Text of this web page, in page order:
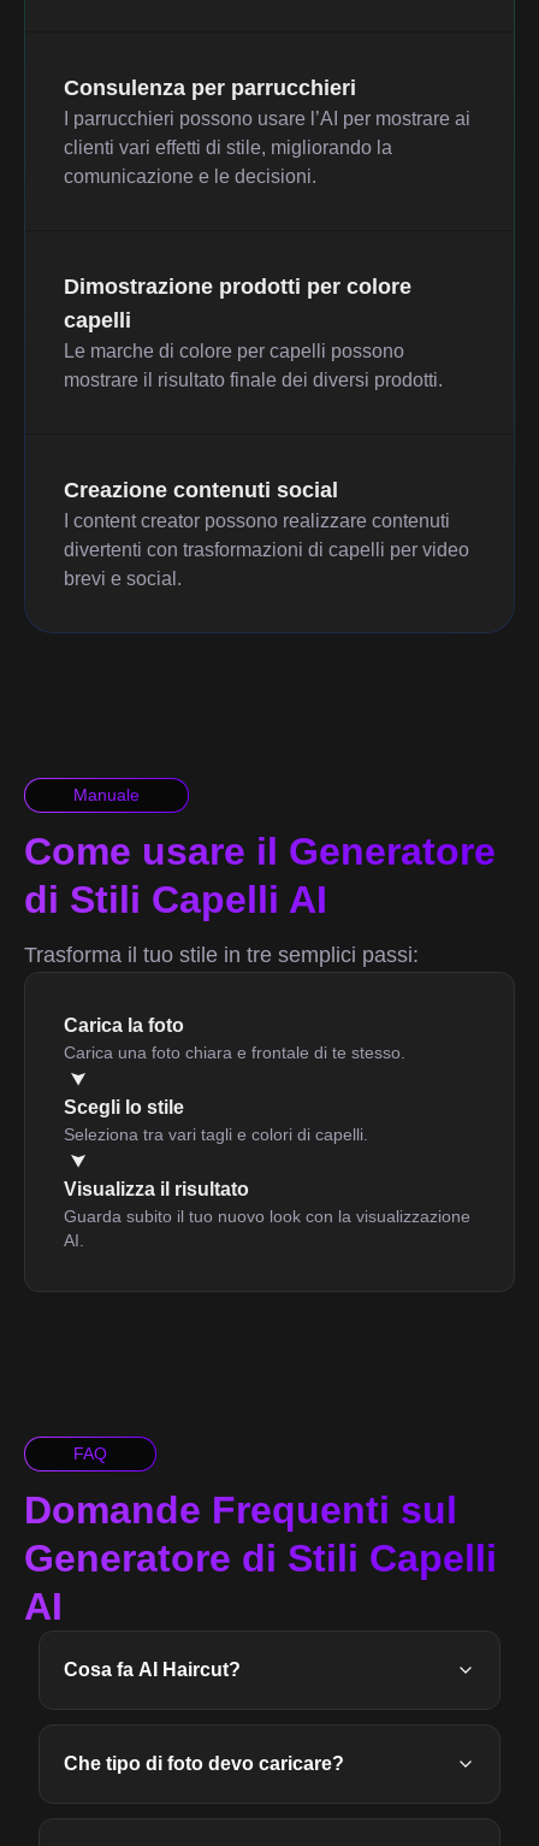
Consulenza per parrucchieri
I parrucchieri possono usare l’AI per mostrare ai
clienti vari effetti di stile, migliorando la
comunicazione e le decisioni.
Dimostrazione prodotti per colore
capelli
Le marche di colore per capelli possono
mostrare il risultato finale dei diversi prodotti.
Creazione contenuti social
I content creator possono realizzare contenuti
divertenti con trasformazioni di capelli per video
brevi e social.
Manuale
Come usare il Generatore
di Stili Capelli AI
Trasforma il tuo stile in tre semplici passi:
Carica la foto
Carica una foto chiara e frontale di te stesso.
Scegli lo stile
Seleziona tra vari tagli e colori di capelli.
Visualizza il risultato
Guarda subito il tuo nuovo look con la visualizzazione
AI.
FAQ
Domande Frequenti sul
Generatore di Stili Capelli
AI
Cosa fa AI Haircut?
Che tipo di foto devo caricare?